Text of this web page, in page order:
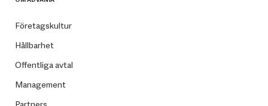
Företagskultur
Hållbarhet
Offentliga avtal
Management